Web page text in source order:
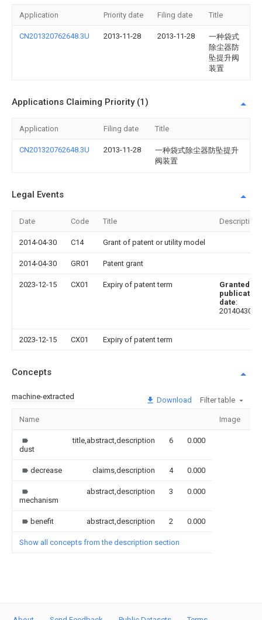
Application Priority date Filing date Title
CN201320762648.3U 2013-11-28 2013-11-28
一种袋式
除尘器防
坠提升阀
装置
Applications Claiming Priority (1)
Application Filing date Title
CN201320762648.3U 2013-11-28
一种袋式除尘器防坠提升
阀装置
Legal Events
Date Code Title Description
2014-04-30 C14 Grant of patent or utility model
2014-04-30 GR01 Patent grant
2023-12-15 CX01 Expiry of patent term
Granted
publication
date:
20140430
2023-12-15 CX01 Expiry of patent term
Concepts
machine-extracted Download Filter table
Name Image
dust
title,abstract,description 6 0.000
decrease claims,description 4 0.000
mechanism
abstract,description 3 0.000
benefit abstract,description 2 0.000
Show all concepts from the description section